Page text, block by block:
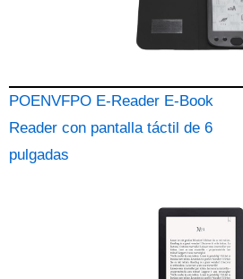
POENVFPO E-Reader E-Book
Reader con pantalla táctil de 6
pulgadas